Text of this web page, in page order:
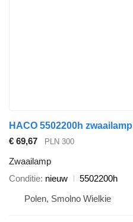
€ 69,67 PLN 300
Zwaailamp
Conditie nieuw
5502200h
Polen, Smolno Wielkie